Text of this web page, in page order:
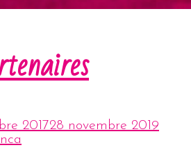
201728 novembre 2019